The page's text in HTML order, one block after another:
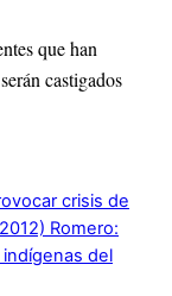
que han
castigados
crisis de
Romero:
del